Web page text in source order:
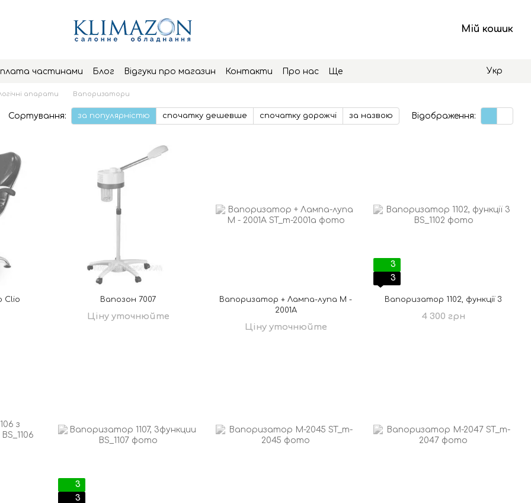
Мій кошик
частинами Блог Відгуки про магазин Контакти Про нас Ще Укр
апарати Вапоризатори
Сортування: за популярністю спочатку дешевше спочатку дорожчі за назвою Відображення:
Clio Вапозон 7007
Ціну уточнюйте
Вапоризатор + Лампа-лупа М -
2001А
Ціну уточнюйте
3
3
Вапоризатор 1102, функції 3
4 300 грн
3
3